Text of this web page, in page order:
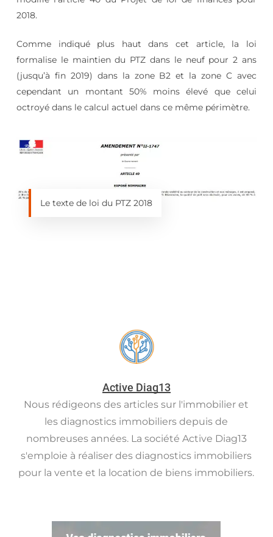
2018.
Comme indiqué plus haut dans cet article, la loi
formalise le maintien du PTZ dans le neuf pour 2 ans
(jusqu’à fin 2019) dans la zone B2 et la zone C avec
cependant un montant 50% moins élevé que celui
octroyé dans le calcul actuel dans ce même périmètre.
Le texte de loi du PTZ 2018
Active Diag13
Nous rédigeons des articles sur l'immobilier et
les diagnostics immobiliers depuis de
nombreuses années. La société Active Diag13
s'emploie à réaliser des diagnostics immobiliers
pour la vente et la location de biens immobiliers.